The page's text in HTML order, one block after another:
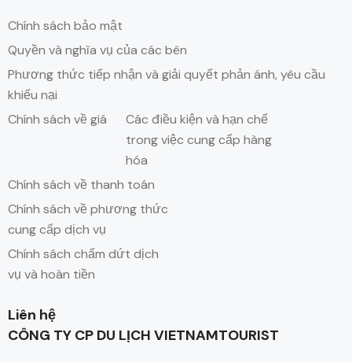
Chính sách bảo mật
Quyền và nghĩa vụ của các bên
Phương thức tiếp nhận và giải quyết phản ánh, yêu cầu
khiếu nại
Chính sách về giá
Các điều kiện và hạn chế
trong việc cung cấp hàng
hóa
Chính sách về thanh toán
Chính sách về phương thức
cung cấp dịch vụ
Chính sách chấm dứt dịch
vụ và hoàn tiền
Liên hệ
CÔNG TY CP DU LỊCH VIETNAMTOURIST